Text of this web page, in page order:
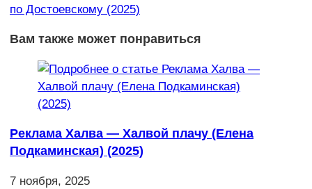
по Достоевскому (2025)
Вам также может понравиться
Реклама Халва — Халвой плачу (Елена
Подкаминская) (2025)
7 ноября, 2025